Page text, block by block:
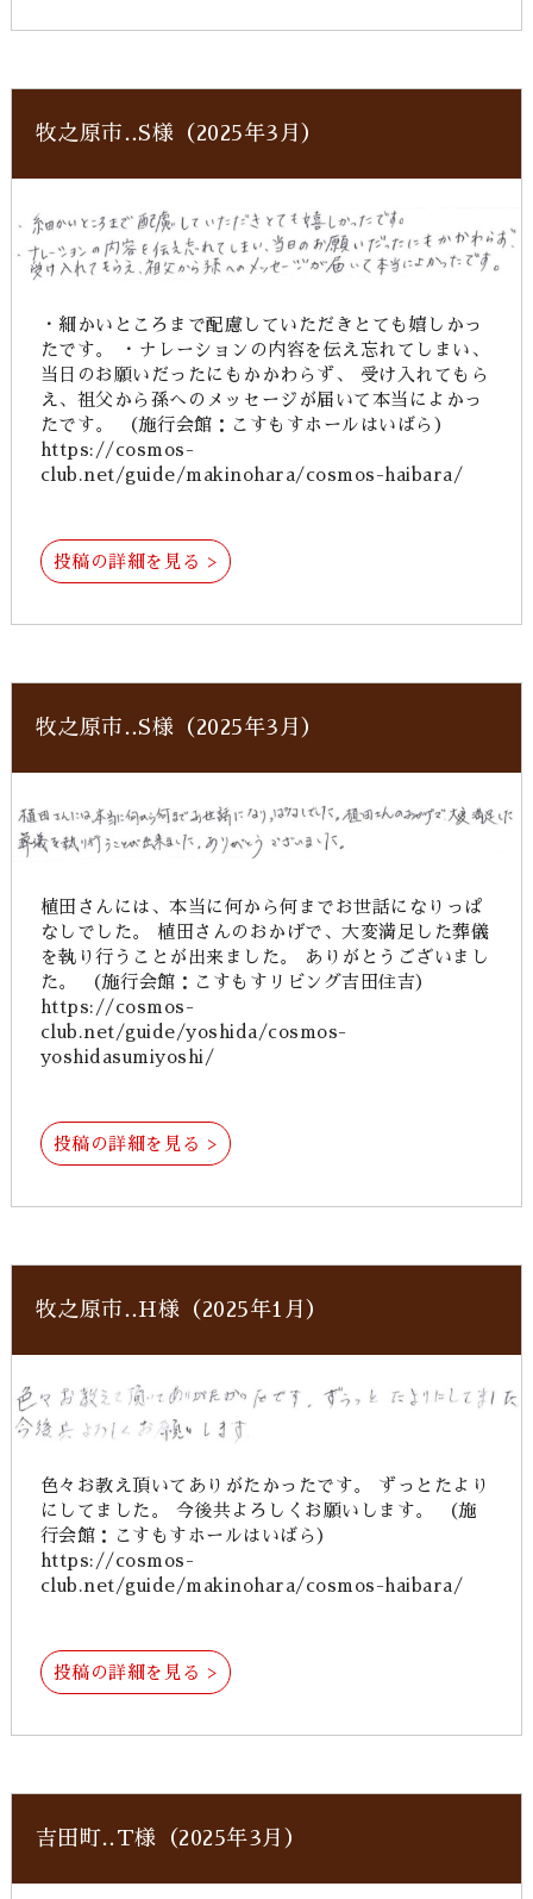
牧之原市‥S様（2025年3月）
・細かいところまで配慮していただきとても嬉しかっ
たです。 ・ナレーションの内容を伝え忘れてしまい、
当日のお願いだったにもかかわらず、 受け入れてもら
え、祖父から孫へのメッセージが届いて本当によかっ
たです。 （施行会館：こすもすホールはいばら）
https://cosmos-
club.net/guide/makinohara/cosmos-haibara/
投稿の詳細を見る >
牧之原市‥S様（2025年3月）
植田さんには、本当に何から何までお世話になりっぱ
なしでした。 植田さんのおかげで、大変満足した葬儀
を執り行うことが出来ました。 ありがとうございまし
た。 （施行会館：こすもすリビング吉田住吉）
https://cosmos-
club.net/guide/yoshida/cosmos-
yoshidasumiyoshi/
投稿の詳細を見る >
牧之原市‥H様（2025年1月）
色々お教え頂いてありがたかったです。 ずっとたより
にしてました。 今後共よろしくお願いします。 （施
行会館：こすもすホールはいばら）
https://cosmos-
club.net/guide/makinohara/cosmos-haibara/
投稿の詳細を見る >
吉田町‥T様（2025年3月）